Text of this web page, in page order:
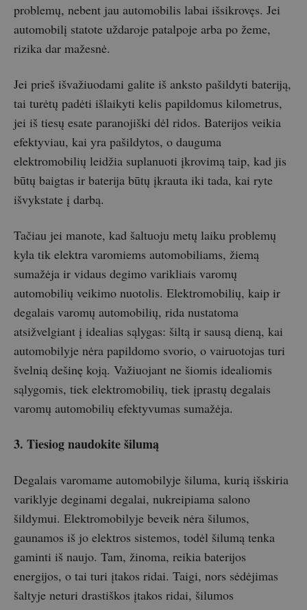
problemų, nebent jau automobilis labai išsikrovęs. Jei
automobilį statote uždaroje patalpoje arba po žeme,
rizika dar mažesnė.
Jei prieš išvažiuodami galite iš anksto pašildyti bateriją,
tai turėtų padėti išlaikyti kelis papildomus kilometrus,
jei iš tiesų esate paranojiški dėl ridos. Baterijos veikia
efektyviau, kai yra pašildytos, o dauguma
elektromobilių leidžia suplanuoti įkrovimą taip, kad jis
būtų baigtas ir baterija būtų įkrauta iki tada, kai ryte
išvykstate į darbą.
Tačiau jei manote, kad šaltuoju metų laiku problemų
kyla tik elektra varomiems automobiliams, žiemą
sumažėja ir vidaus degimo varikliais varomų
automobilių veikimo nuotolis. Elektromobilių, kaip ir
degalais varomų automobilių, rida nustatoma
atsižvelgiant į idealias sąlygas: šiltą ir sausą dieną, kai
automobilyje nėra papildomo svorio, o vairuotojas turi
švelnią dešinę koją. Važiuojant ne šiomis idealiomis
sąlygomis, tiek elektromobilių, tiek įprastų degalais
varomų automobilių efektyvumas sumažėja.
3. Tiesiog naudokite šilumą
Degalais varomame automobilyje šiluma, kurią išskiria
variklyje deginami degalai, nukreipiama salono
šildymui. Elektromobilyje beveik nėra šilumos,
gaunamos iš jo elektros sistemos, todėl šilumą tenka
gaminti iš naujo. Tam, žinoma, reikia baterijos
energijos, o tai turi įtakos ridai. Taigi, nors sėdėjimas
šaltyje neturi drastiškos įtakos ridai, šilumos